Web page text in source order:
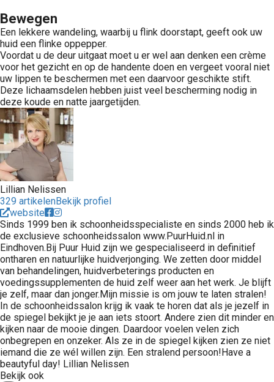
Bewegen
Een lekkere wandeling, waarbij u flink doorstapt, geeft ook uw
huid een flinke oppepper.
Voordat u de deur uitgaat moet u er wel aan denken een crème
voor het gezicht en op de handente doen en vergeet vooral niet
uw lippen te beschermen met een daarvoor geschikte stift.
Deze lichaamsdelen hebben juist veel bescherming nodig in
deze koude en natte jaargetijden.
Lillian Nelissen
329 artikelenBekijk profiel
website
Sinds 1999 ben ik schoonheidsspecialiste en sinds 2000 heb ik
de exclusieve schoonheidssalon www.PuurHuid.nl in
Eindhoven.Bij Puur Huid zijn we gespecialiseerd in definitief
ontharen en natuurlijke huidverjonging. We zetten door middel
van behandelingen, huidverbeterings producten en
voedingssupplementen de huid zelf weer aan het werk. Je blijft
je zelf, maar dan jonger.Mijn missie is om jouw te laten stralen!
In de schoonheidssalon krijg ik vaak te horen dat als je jezelf in
de spiegel bekijkt je je aan iets stoort. Andere zien dit minder en
kijken naar de mooie dingen. Daardoor voelen velen zich
onbegrepen en onzeker. Als ze in de spiegel kijken zien ze niet
iemand die ze wél willen zijn. Een stralend persoon!Have a
beautyful day! Lillian Nelissen
Bekijk ook